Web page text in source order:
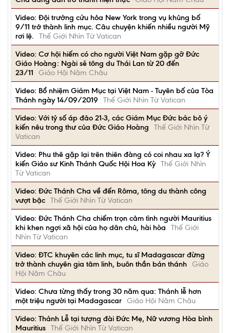
Video: Đội trưởng cứu hỏa New York trong vụ khủng bố
9/11 trở thành linh mục. Câu chuyện khiến nhiều người Mỹ
rơi lệ.
Thế Giới Nhìn Từ Vatican
Video: Cơ hội hiếm có cho người Việt Nam gặp gỡ Đức
Giáo Hoàng: Ngài sẽ tông du Thái Lan từ 20 đến
23/11
Giáo Hội Năm Châu
Video: Bổ nhiệm Giám Mục tại Việt Nam - Tuyên bố của Tòa
Thánh ngày 14/09/2019
Thế Giới Nhìn Từ Vatican
Video: Với tỷ số áp đảo 21-3, các Giám Mục Đức bác bỏ ý
kiến nêu trong thư của Đức Giáo Hoàng
Thế Giới Nhìn Từ
Vatican
Video: Phu thê gặp lại trên thiên đàng có coi nhau xa lạ? Ý
kiến Giáo sư Kinh Thánh Quốc Hội Hoa Kỳ Thế Giới Nhìn
Từ Vatican
Video: Đức Thánh Cha về đến Rôma, tông du thành công
vượt bậc Thế Giới Nhìn Từ Vatican
Video: Đức Thánh Cha chiếm trọn cảm tình người Mauritius
khi khen ngợi xã hội của họ dân chủ, hài hòa
Thế Giới
Nhìn Từ Vatican
Video: ĐTC khuyên các linh mục, tu sĩ Madagascar đừng
trở thành chuyên gia tâm linh, buôn thần bán thánh Giáo
Hội Năm Châu
Video: Chưa từng thấy trong 30 năm qua: Thánh lễ hơn
một triệu người tại Madagascar Giáo Hội Năm Châu
Video: Thánh Lễ tại tượng đài Đức Mẹ, Nữ vương Hòa bình
Mauritius Thế Giới Nhìn Từ Vatican